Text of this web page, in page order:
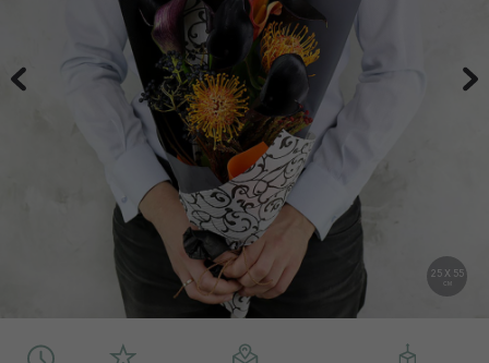
25 X 55
СМ